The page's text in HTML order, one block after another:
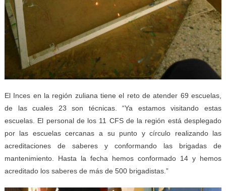
El Inces en la región zuliana tiene el reto de atender 69 escuelas,
de las cuales 23 son técnicas. “Ya estamos visitando estas
escuelas. El personal de los 11 CFS de la región está desplegado
por las escuelas cercanas a su punto y círculo realizando las
acreditaciones de saberes y conformando las brigadas de
mantenimiento. Hasta la fecha hemos conformado 14 y hemos
acreditado los saberes de más de 500 brigadistas.”